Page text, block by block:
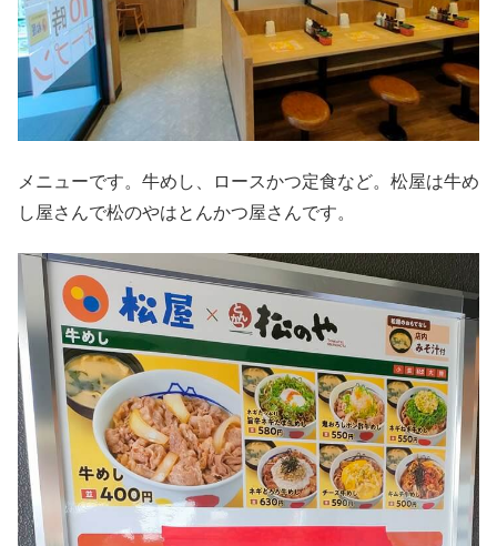
メニューです。牛めし、ロースかつ定食など。松屋は牛め
し屋さんで松のやはとんかつ屋さんです。